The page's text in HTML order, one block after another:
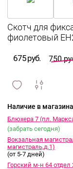
675 руб. 750
и
Наличие в
Блюхера 7 (пл.
(забрать сегодня)
Вокзальная
магистраль,д.1)
(от 5-7 дней)
Горский м-н 64 отдел